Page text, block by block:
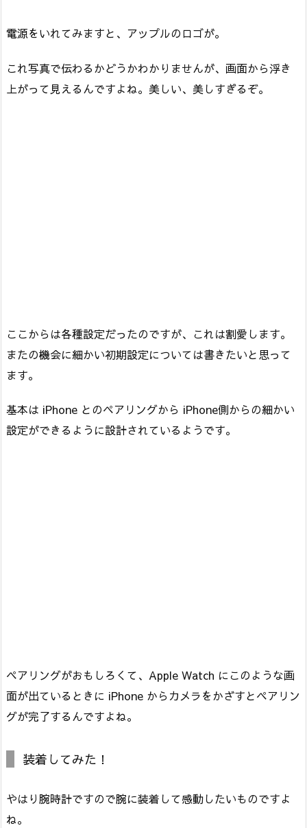
電源をいれてみますと、アップルのロゴが。
これ写真で伝わるかどうかわかりませんが、画面から浮き
上がって見えるんですよね。美しい、美しすぎるぞ。
ここからは各種設定だったのですが、これは割愛します。
またの機会に細かい初期設定については書きたいと思って
ます。
基本は iPhone とのペアリングから iPhone側からの細かい
設定ができるように設計されているようです。
ペアリングがおもしろくて、Apple Watch にこのような画
面が出ているときに iPhone からカメラをかざすとペアリン
グが完了するんですよね。
装着してみた！
やはり腕時計ですので腕に装着して感動したいものですよ
ね。